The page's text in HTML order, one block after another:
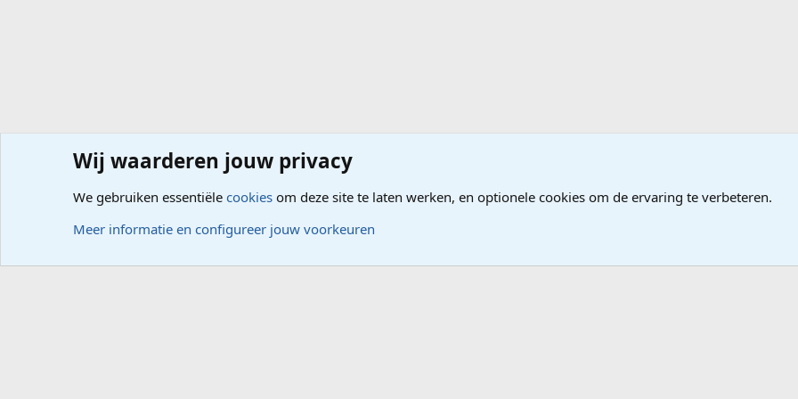
Forums Computerproblemen Besturingssysteem
Wij waarderen jouw privacy
We gebruiken essentiële cookies om deze site te laten werken, en optionele cookies om de ervaring te verbeteren.
Meer informatie en configureer jouw voorkeuren